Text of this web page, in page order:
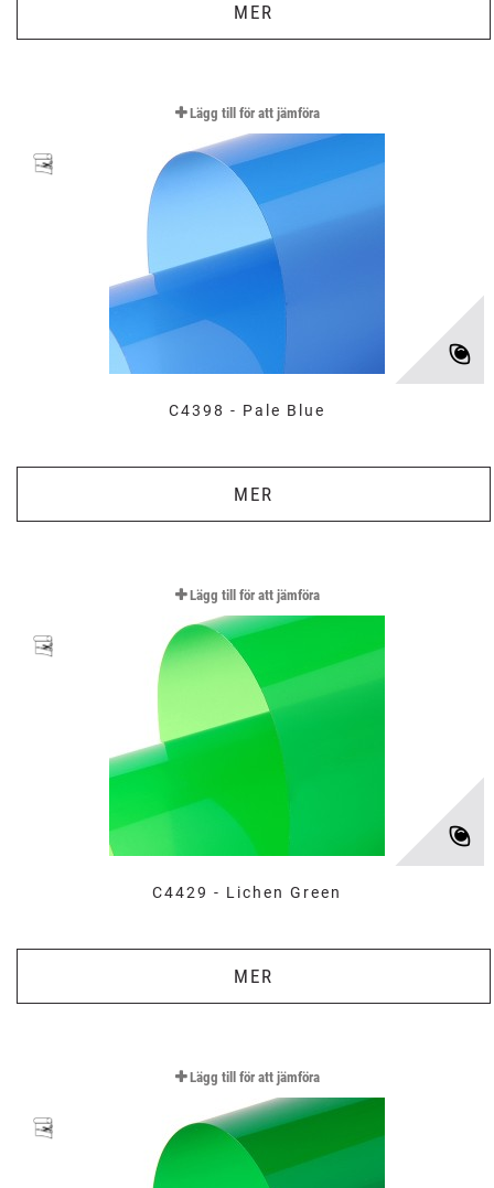
MER
C4398 - Pale Blue
MER
Lägg till för att jämföra
C4429 - Lichen Green
MER
Lägg till för att jämföra
Lägg till för att jämföra